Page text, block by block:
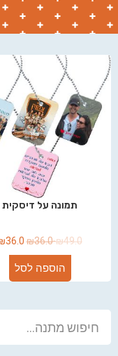
תמונה על דיסקית
₪49.0
₪36.0
36.0
הוספה לסל